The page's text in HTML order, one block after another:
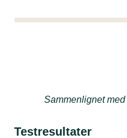
Sammenlignet med
Testresultater